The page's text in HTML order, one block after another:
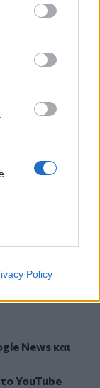
Policy
(video,
την
νέο
Newsκαι
YouTube